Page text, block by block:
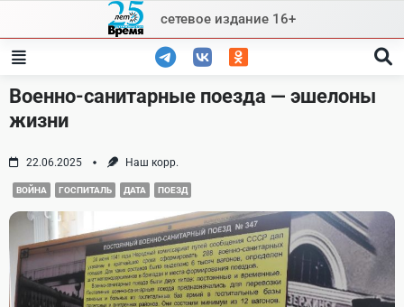
content
сетевое издание 16+
Военно-санитарные поезда — эшелоны
жизни
22.06.2025 Наш корр.
ВОЙНА ГОСПИТАЛЬ ДАТА ПОЕЗД